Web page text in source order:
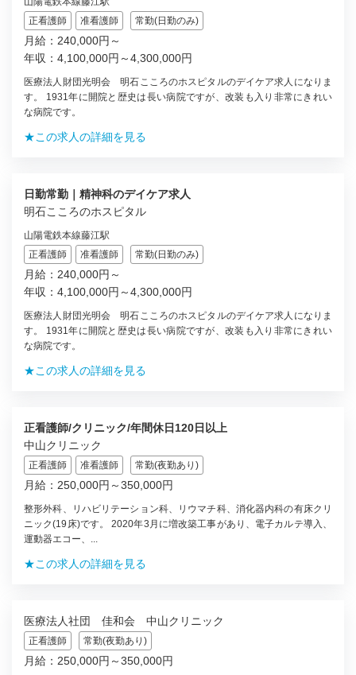
正看護師
准看護師 常勤(日勤のみ)
月給：240,000円～
年収：4,100,000円～4,300,000円
医療法人財団光明会 明石こころのホスピタルのデイケア求人になりま
す。 1931年に開院と歴史は長い病院ですが、改装も入り非常にきれい
な病院です。
★この求人の詳細を見る
日勤常勤｜精神科のデイケア求人
明石こころのホスピタル
山陽電鉄本線藤江駅
正看護師
准看護師 常勤(日勤のみ)
月給：240,000円～
年収：4,100,000円～4,300,000円
医療法人財団光明会 明石こころのホスピタルのデイケア求人になりま
す。 1931年に開院と歴史は長い病院ですが、改装も入り非常にきれい
な病院です。
★この求人の詳細を見る
正看護師/クリニック/年間休日120日以上
中山クリニック
正看護師 准看護師 常勤(夜勤あり)
月給：250,000円～350,000円
整形外科、リハビリテーション科、リウマチ科、消化器内科の有床クリ
ニック(19床)です。 2020年3月に増改築工事があり、電子カルテ導入、
運動器エコー、...
★この求人の詳細を見る
医療法人社団 佳和会 中山クリニック
正看護師 常勤(夜勤あり)
月給：250,000円～350,000円